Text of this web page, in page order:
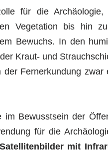
für die
Vegetation bis hin
Bewuchs. In den
Kraut- und
Fernerkundung
Bewusstsein der
für die
mit